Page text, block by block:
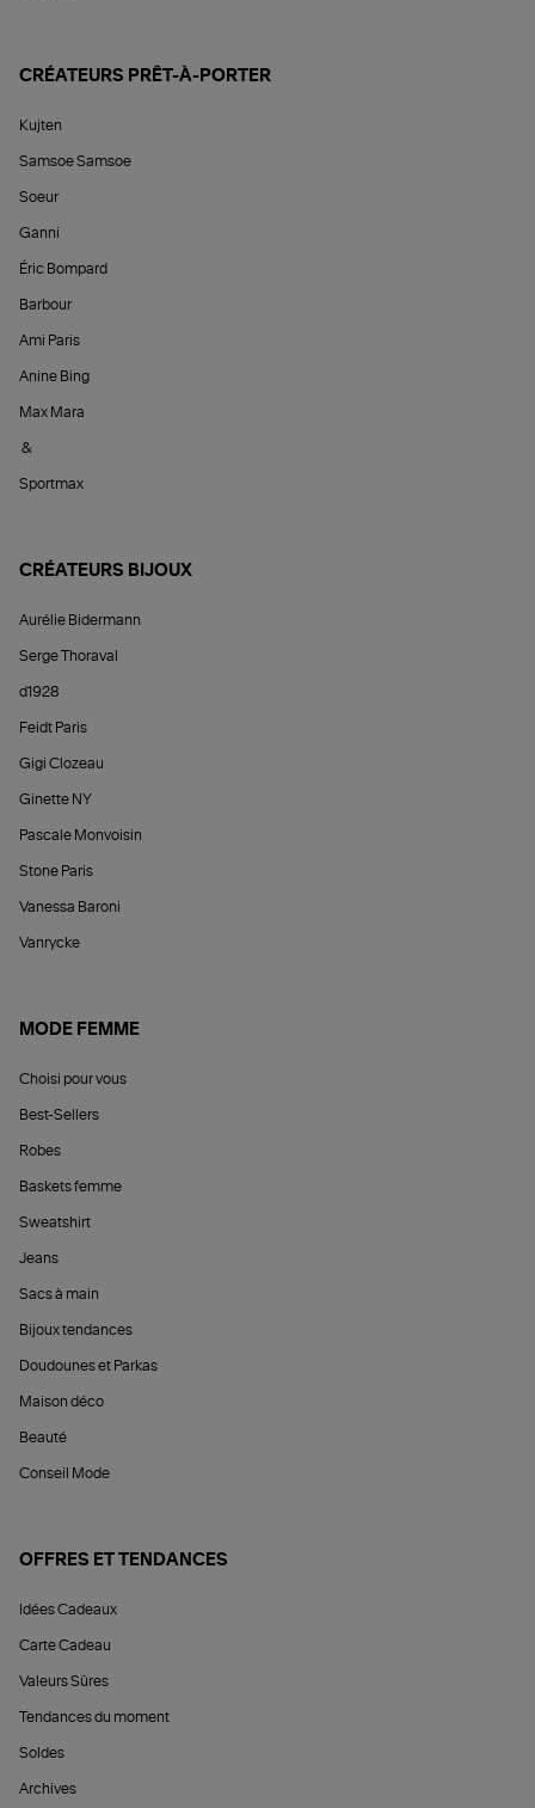
CRÉATEURS PRÊT-À-PORTER
Kujten
Samsoe Samsoe
Soeur
Ganni
Éric Bompard
Barbour
Ami Paris
Anine Bing
Max Mara
&
Sportmax
CRÉATEURS BIJOUX
Aurélie Bidermann
Serge Thoraval
d1928
Feidt Paris
Gigi Clozeau
Ginette NY
Pascale Monvoisin
Stone Paris
Vanessa Baroni
Vanrycke
MODE FEMME
Choisi pour vous
Best-Sellers
Robes
Baskets femme
Sweatshirt
Jeans
Sacs à main
Bijoux tendances
Doudounes et Parkas
Maison déco
Beauté
Conseil Mode
OFFRES ET TENDANCES
Idées Cadeaux
Carte Cadeau
Valeurs Sûres
Tendances du moment
Soldes
Archives